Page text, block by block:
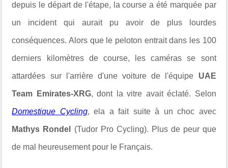
depuis le départ de l'étape, la course a été marquée par
un incident qui aurait pu avoir de plus lourdes
conséquences. Alors que le peloton entrait dans les 100
derniers kilomètres de course, les caméras se sont
attardées sur l'arrière d'une voiture de l'équipe UAE
Team Emirates-XRG, dont la vitre avait éclaté. Selon
Domestique Cycling, ela a fait suite à un choc avec
Mathys Rondel (Tudor Pro Cycling). Plus de peur que
de mal heureusement pour le Français.